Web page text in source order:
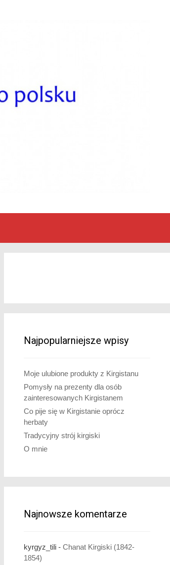
Najpopularniejsze wpisy
Moje ulubione produkty z Kirgistanu
Pomysły na prezenty dla osób
zainteresowanych Kirgistanem
Co pije się w Kirgistanie oprócz
herbaty
Tradycyjny strój kirgiski
O mnie
Najnowsze komentarze
kyrgyz_tili - Chanat Kirgiski (1842-
1854)